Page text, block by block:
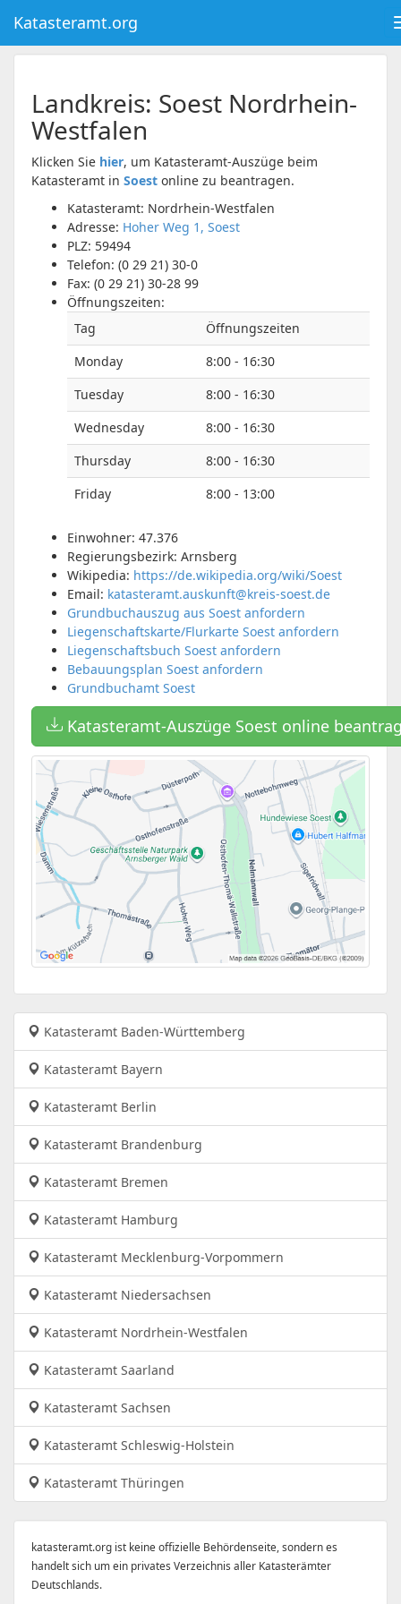
Katasteramt.org
Landkreis: Soest Nordrhein-
Westfalen
Klicken Sie hier, um Katasteramt-Auszüge beim
Katasteramt in Soest online zu beantragen.
Katasteramt: Nordrhein-Westfalen
Adresse: Hoher Weg 1, Soest
PLZ: 59494
Telefon: (0 29 21) 30-0
Fax: (0 29 21) 30-28 99
Öffnungszeiten:
Tag
Öffnungszeiten
Monday
8:00 - 16:30
Tuesday
8:00 - 16:30
Wednesday
8:00 - 16:30
Thursday
8:00 - 16:30
Friday
8:00 - 13:00
Einwohner: 47.376
Regierungsbezirk: Arnsberg
Wikipedia: https://de.wikipedia.org/wiki/Soest
Email: katasteramt.auskunft@kreis-soest.de
Grundbuchauszug aus Soest anfordern
Liegenschaftskarte/Flurkarte Soest anfordern
Liegenschaftsbuch Soest anfordern
Bebauungsplan Soest anfordern
Grundbuchamt Soest
Katasteramt-Auszüge Soest online
Katasteramt Baden-Württemberg
Katasteramt Bayern
Katasteramt Berlin
Katasteramt Brandenburg
Katasteramt Bremen
Katasteramt Hamburg
Katasteramt Mecklenburg-Vorpommern
Katasteramt Niedersachsen
Katasteramt Nordrhein-Westfalen
Katasteramt Saarland
Katasteramt Sachsen
Katasteramt Schleswig-Holstein
Katasteramt Thüringen
katasteramt.org ist keine offizielle Behördenseite, sondern es
handelt sich um ein privates Verzeichnis aller Katasterämter
Deutschlands.